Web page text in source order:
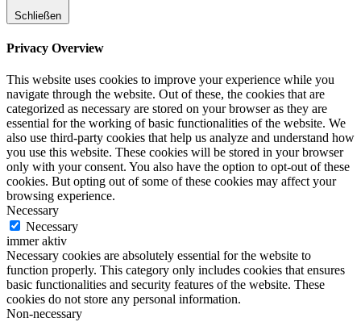
Schließen
Privacy Overview
This website uses cookies to improve your experience while you
navigate through the website. Out of these, the cookies that are
categorized as necessary are stored on your browser as they are
essential for the working of basic functionalities of the website. We
also use third-party cookies that help us analyze and understand how
you use this website. These cookies will be stored in your browser
only with your consent. You also have the option to opt-out of these
cookies. But opting out of some of these cookies may affect your
browsing experience.
Necessary
Necessary
immer aktiv
Necessary cookies are absolutely essential for the website to
function properly. This category only includes cookies that ensures
basic functionalities and security features of the website. These
cookies do not store any personal information.
Non-necessary